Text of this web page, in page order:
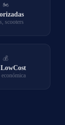
🏍️
scooters
💰
económica